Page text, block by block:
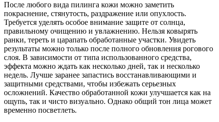
После любого вида пилинга кожи можно заметить
покраснение, стянутость, раздражение или опухлость.
Требуется уделять особое внимание защите от солнца,
правильному очищению и увлажнению. Нельзя ковырять
ранки, тереть и царапать обработанные участки. Увидеть
результаты можно только после полного обновления рогового
слоя. В зависимости от типа использованного средства,
эффекта можно ждать как несколько дней, так и несколько
недель. Лучше заранее запастись восстанавливающими и
защитными средствами, чтобы избежать серьезных
осложнений. Качество обработанной кожи улучшается как на
ощупь, так и чисто визуально. Однако общий тон лица может
временно посветлеть.